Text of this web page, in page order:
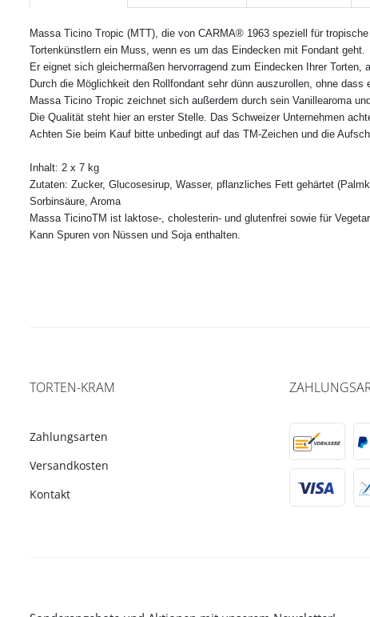
Massa Ticino Tropic (MTT), die von CARMA® 1963 speziell für
Tortenkünstlern ein Muss, wenn es um das Eindecken mit Fondant geht.
Er eignet sich gleichermaßen hervorragend zum Eindecken Ihrer
Durch die Möglichkeit den Rollfondant sehr dünn auszurollen, ohne
Massa Ticino Tropic zeichnet sich außerdem durch sein Vanillearoma
Die Qualität steht hier an erster Stelle. Das Schweizer Unternehmen
Achten Sie beim Kauf bitte unbedingt auf das TM-Zeichen und die
Inhalt: 2 x 7 kg
Zutaten: Zucker, Glucosesirup, Wasser, pflanzliches Fett gehärtet
Sorbinsäure, Aroma
Massa TicinoTM ist laktose-, cholesterin- und glutenfrei sowie für
Kann Spuren von Nüssen und Soja enthalten.
TORTEN-KRAM
Zahlungsarten
Versandkosten
Kontakt